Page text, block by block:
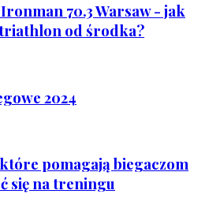
70.3 Warsaw - jak
od środka?
2024
pomagają biegaczom
się na treningu